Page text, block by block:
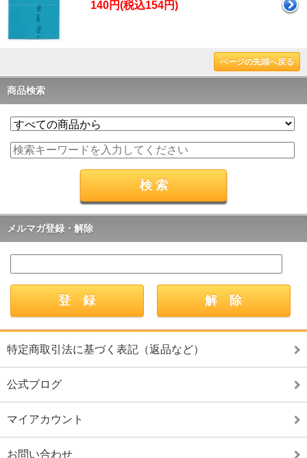
140円(税込154円)
ページの先頭へ戻る
商品検索
メルマガ登録・解除
特定商取引法に基づく表記（返品など）
公式ブログ
マイアカウント
お問い合わせ